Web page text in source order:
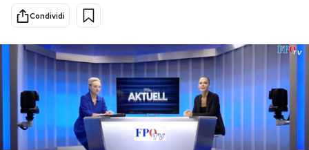
Sport
PODCAST
NEWSLETTER
Condividi